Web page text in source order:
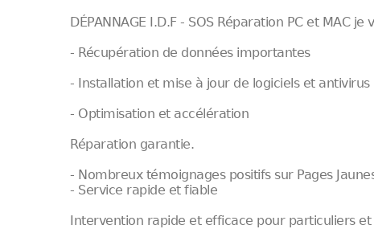
DÉPANNAGE I.D.F - SOS Réparation PC et MAC
- Récupération de données importantes
- Installation et mise à jour de logiciels et antivirus
- Optimisation et accélération
Réparation garantie.
- Nombreux témoignages positifs sur Pages
- Service rapide et fiable
Intervention rapide et efficace pour particuliers et